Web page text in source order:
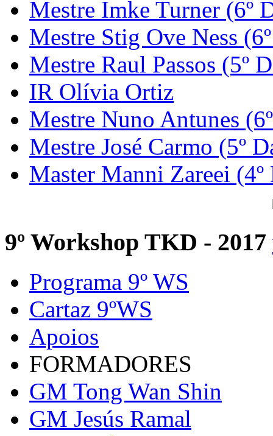
Mestre Imke Turner (6º
Mestre Stig Ove Ness
Mestre Raul Passos (5º
IR Olívia Ortiz
Mestre Nuno Antunes
Mestre José Carmo (5º
Master Manni Zareei (4º
9º Workshop TKD - 2017
Programa 9º WS
Cartaz 9ºWS
Apoios
FORMADORES
GM Tong Wan Shin
GM Jesús Ramal